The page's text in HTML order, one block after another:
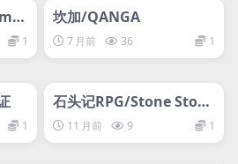
游戏
Ed1
坎加/QANGA
7 月前 36 1
游戏
1
网盘下载游戏
石头记RPG/Stone Story
RPG11 月前 9 1